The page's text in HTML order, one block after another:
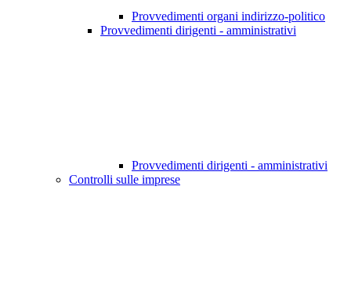
Provvedimenti organi indirizzo-politico
Provvedimenti dirigenti - amministrativi
Provvedimenti dirigenti - amministrativi
Controlli sulle imprese